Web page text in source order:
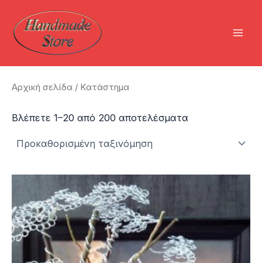
Μετάβαση
στο
περιεχόμενο
Αρχική σελίδα / Κατάστημα
Βλέπετε 1–20 από 200 αποτελέσματα